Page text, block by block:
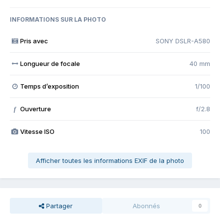
INFORMATIONS SUR LA PHOTO
Pris avec SONY DSLR-A580
Longueur de focale 40 mm
Temps d’exposition 1/100
f Ouverture f/2.8
Vitesse ISO 100
Afficher toutes les informations EXIF de la photo
Partager Abonnés 0